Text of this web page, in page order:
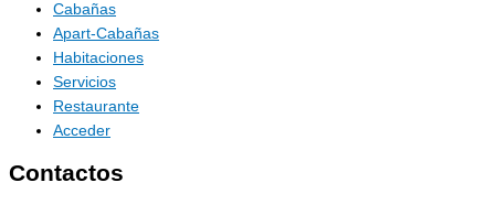
Cabañas
Apart-Cabañas
Habitaciones
Servicios
Restaurante
Acceder
Contactos